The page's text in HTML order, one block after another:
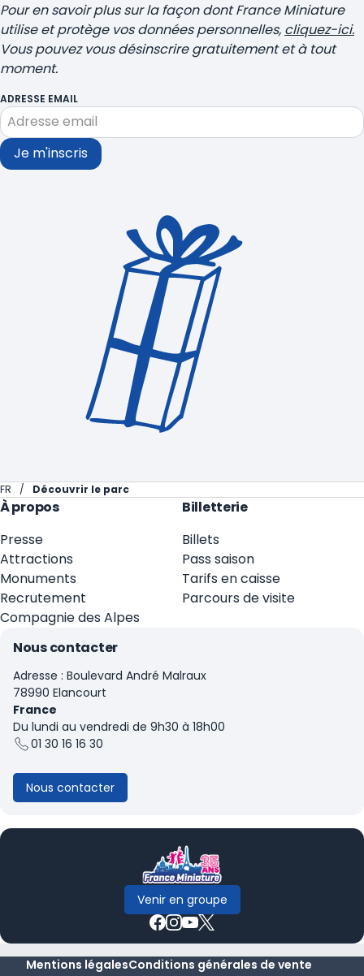
Pour en savoir plus sur la façon dont France Miniature
utilise et protège vos données personnelles, cliquez-ici.
Vous pouvez vous désinscrire gratuitement et à tout
moment.
ADRESSE EMAIL
Je m'inscris
FR Découvrir le parc
À propos
Presse
Attractions
Monuments
Recrutement
Compagnie des Alpes
Billetterie
Billets
Pass saison
Tarifs en caisse
Parcours de visite
Nous contacter
Adresse : Boulevard André Malraux
78990 Elancourt
France
Du lundi au vendredi de 9h30 à 18h00
01 30 16 16 30
Nous contacter
Venir en groupe
Mentions légalesConditions générales de vente